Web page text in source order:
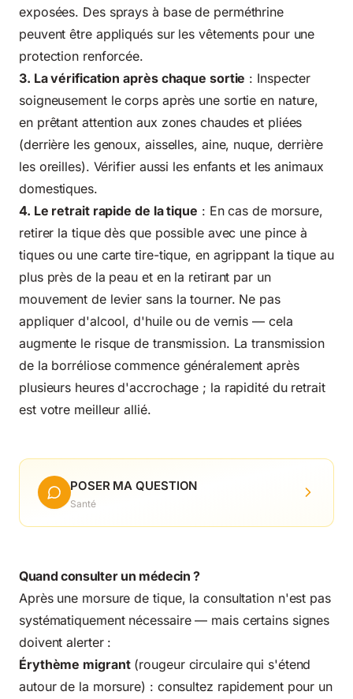
exposées. Des sprays à base de perméthrine
peuvent être appliqués sur les vêtements pour une
protection renforcée.
3. La vérification après chaque sortie : Inspecter
soigneusement le corps après une sortie en nature,
en prêtant attention aux zones chaudes et pliées
(derrière les genoux, aisselles, aine, nuque, derrière
les oreilles). Vérifier aussi les enfants et les animaux
domestiques.
4. Le retrait rapide de la tique : En cas de morsure,
retirer la tique dès que possible avec une pince à
tiques ou une carte tire-tique, en agrippant la tique au
plus près de la peau et en la retirant par un
mouvement de levier sans la tourner. Ne pas
appliquer d'alcool, d'huile ou de vernis — cela
augmente le risque de transmission. La transmission
de la borréliose commence généralement après
plusieurs heures d'accrochage ; la rapidité du retrait
est votre meilleur allié.
POSER MA QUESTION
Santé
Quand consulter un médecin ?
Après une morsure de tique, la consultation n'est pas
systématiquement nécessaire — mais certains signes
doivent alerter :
Érythème migrant(rougeur circulaire qui s'étend
autour de la morsure) : consultez rapidement pour un